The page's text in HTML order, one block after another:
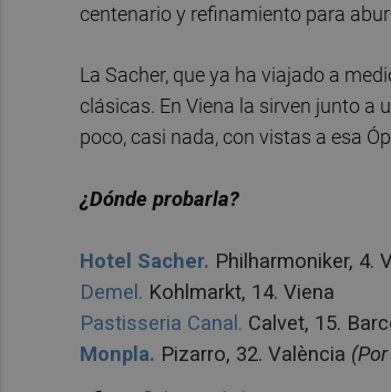
centenario y refinamiento para
La Sacher, que ya ha viajado a
clásicas. En Viena la sirven junto a
poco, casi nada, con vistas a esa
¿Dónde probarla?
Hotel Sacher. Philharmoniker, 4.
Demel. Kohlmarkt, 14. Viena
Pastisseria Canal. Calvet, 15.
Monpla. Pizarro, 32. València